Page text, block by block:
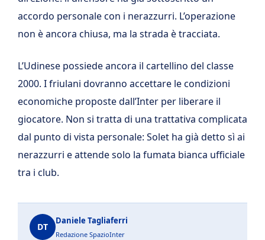
accordo personale con i nerazzurri. L’operazione
non è ancora chiusa, ma la strada è tracciata.
L’Udinese possiede ancora il cartellino del classe
2000. I friulani dovranno accettare le condizioni
economiche proposte dall’Inter per liberare il
giocatore. Non si tratta di una trattativa complicata
dal punto di vista personale: Solet ha già detto sì ai
nerazzurri e attende solo la fumata bianca ufficiale
tra i club.
DT
Daniele Tagliaferri
Redazione SpazioInter